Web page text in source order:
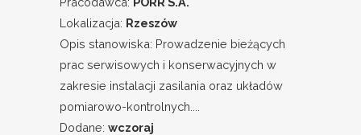
Lokalizacja: Rzeszów
Opis stanowiska: Prowadzenie bieżących
prac serwisowych i konserwacyjnych w
zakresie instalacji zasilania oraz układów
pomiarowo-kontrolnych....
Dodane: wczoraj